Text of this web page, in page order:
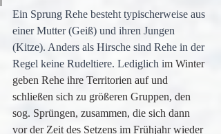
Ein Sprung Rehe besteht typischerweise aus
einer Mutter (Geiß) und ihren Jungen
(Kitze). Anders als Hirsche sind Rehe in der
Regel keine Rudeltiere. Lediglich im Winter
geben Rehe ihre Territorien auf und
schließen sich zu größeren Gruppen, den
sog. Sprüngen, zusammen, die sich dann
vor der Zeit des Setzens im Frühjahr wieder